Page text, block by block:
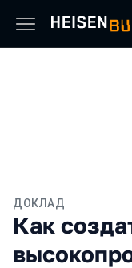
ДОКЛАД
Как